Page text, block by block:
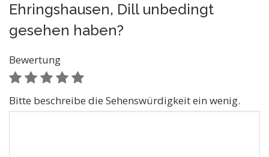
Ehringshausen, Dill unbedingt
gesehen haben?
Bewertung
Bitte beschreibe die Sehenswürdigkeit ein wenig.